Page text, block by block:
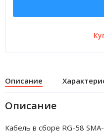
Описание
Описание
Кабель в сборе RG-58